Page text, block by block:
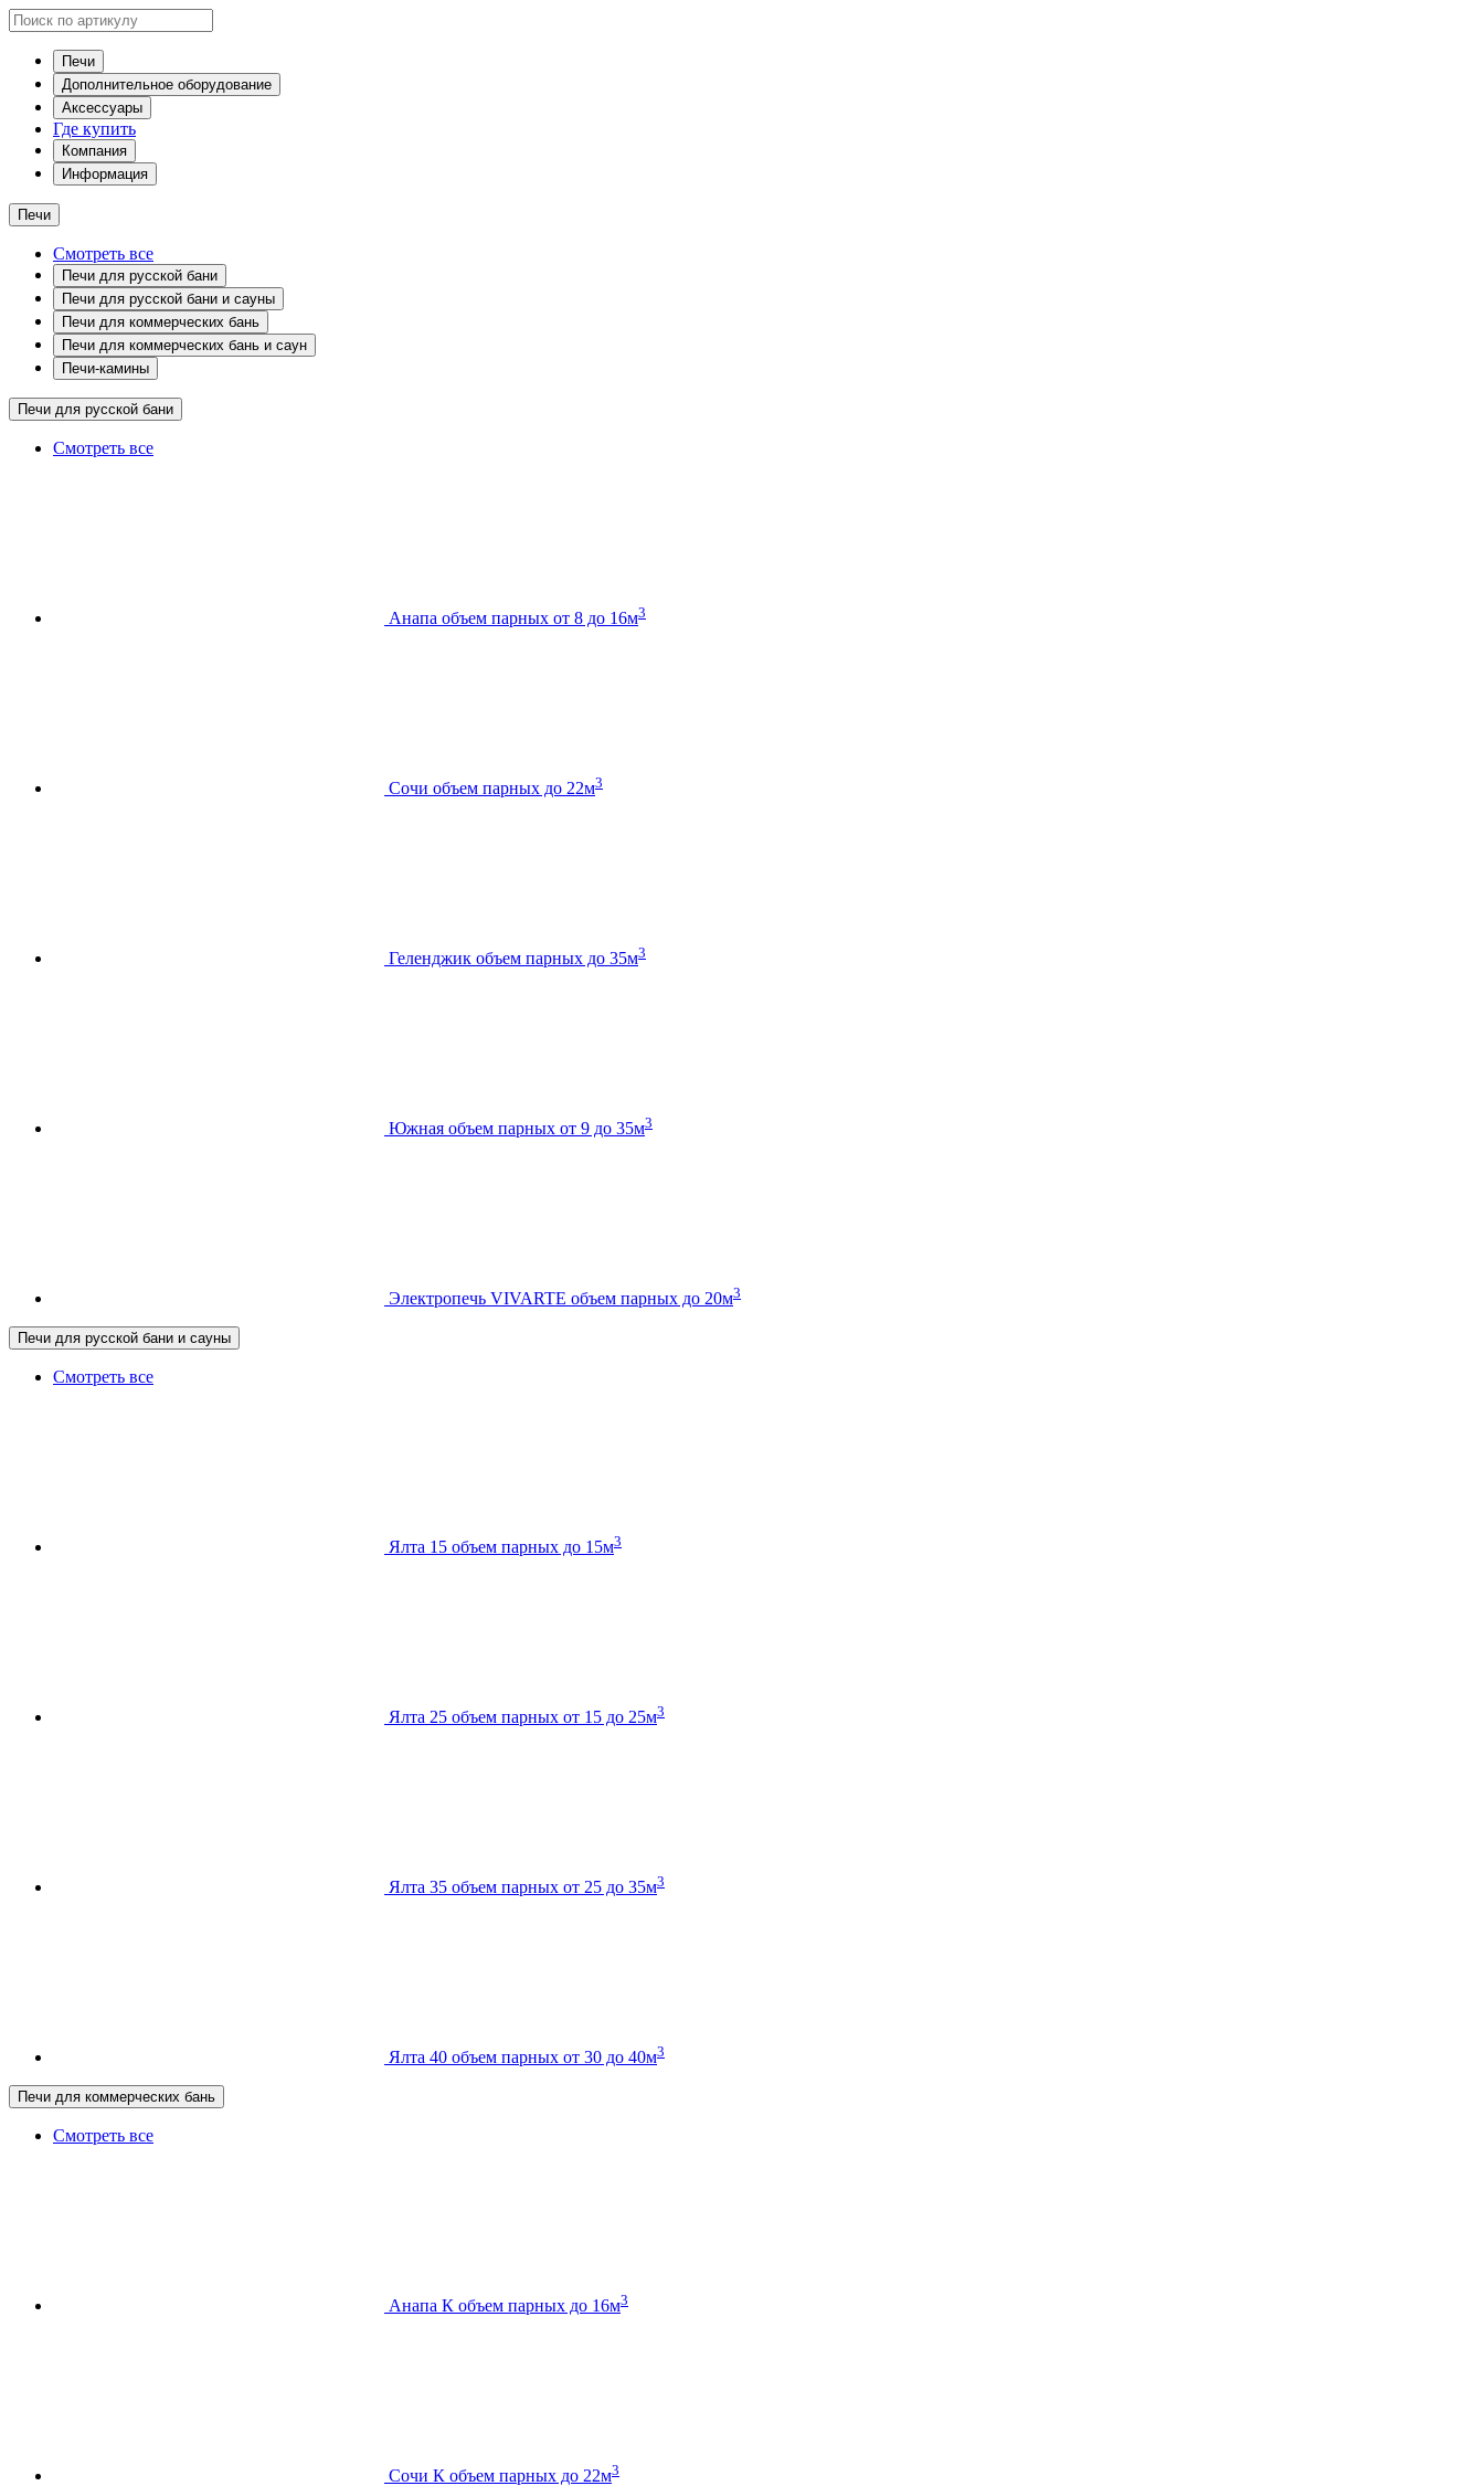
Печи
Дополнительное оборудование
Аксессуары
Где купить
Компания
Информация
Печи
Смотреть все
Печи для русской бани
Печи для русской бани и сауны
Печи для коммерческих бань
Печи для коммерческих бань и саун
Печи-камины
Печи для русской бани
Смотреть все
Анапа объем парных от 8 до 16м3
Сочи объем парных до 22м3
Геленджик объем парных до 35м3
Южная объем парных от 9 до 35м3
Электропечь VIVARTE объем парных до 20м3
Печи для русской бани и сауны
Смотреть все
Ялта 15 объем парных до 15м3
Ялта 25 объем парных от 15 до 25м3
Ялта 35 объем парных от 25 до 35м3
Ялта 40 объем парных от 30 до 40м3
Печи для коммерческих бань
Смотреть все
Анапа К объем парных до 16м3
Сочи К объем парных до 22м3